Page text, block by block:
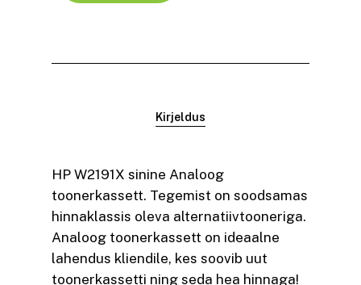
Kirjeldus
HP W2191X sinine Analoog
toonerkassett. Tegemist on soodsamas
hinnaklassis oleva alternatiivtooneriga.
Analoog toonerkassett on ideaalne
lahendus kliendile, kes soovib uut
toonerkassetti ning seda hea hinnaga!